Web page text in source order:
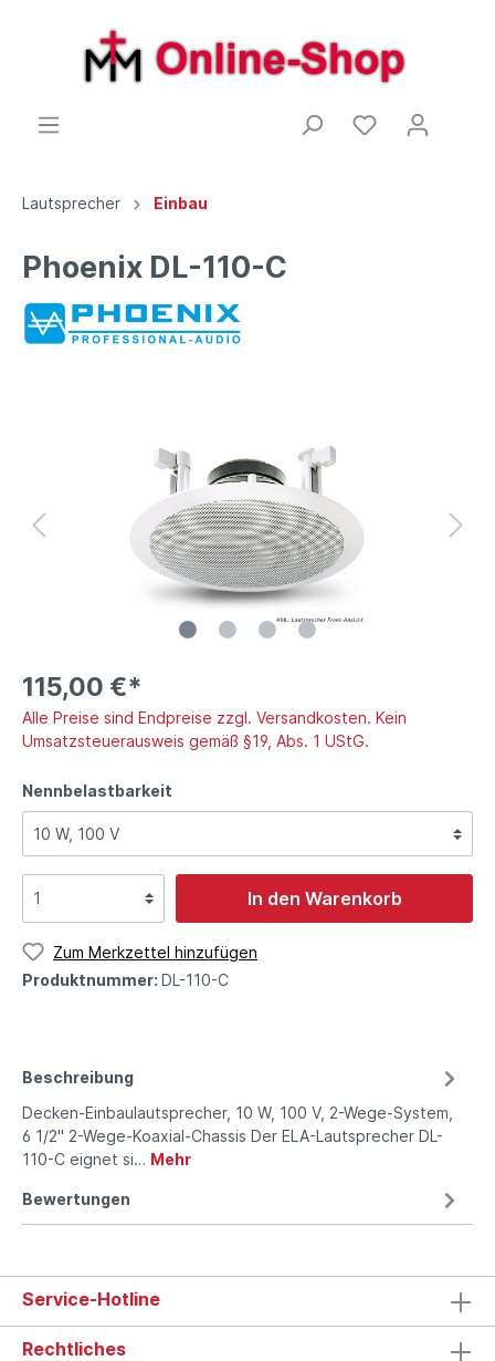
Lautsprecher Einbau
Phoenix DL-110-C
115,00 €*
Alle Preise sind Endpreise zzgl. Versandkosten. Kein
Umsatzsteuerausweis gemäß §19, Abs. 1 UStG.
Nennbelastbarkeit
In den Warenkorb
Zum Merkzettel hinzufügen
Produktnummer: DL-110-C
Beschreibung
Decken-Einbaulautsprecher, 10 W, 100 V, 2-Wege-System,
6 1/2" 2-Wege-Koaxial-Chassis Der ELA-Lautsprecher DL-
110-C eignet si… Mehr
Bewertungen
Service-Hotline
Rechtliches